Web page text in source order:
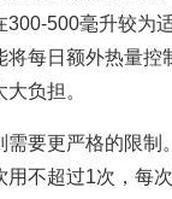
300-500毫升较为
将每日额外热量
负担。
更严格的限制
用不超过1次，每